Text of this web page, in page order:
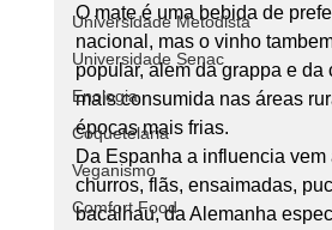
Universidade Metodista
Universidade Senac
Enologia
Coquetelaria
Veganismo
Comfort Food
O mate é uma bebida de
nacional, mas o vinho
popular, alem da grappa e da
mais consumida nas áreas
épocas mais frias.
Da Espanha a influencia vem
churros, flãs, ensaimadas,
bacalhau, da Alemanha